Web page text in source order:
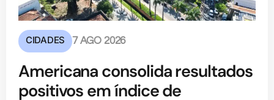
CIDADES 7 AGO 2026
Americana consolida resultados
positivos em índice de